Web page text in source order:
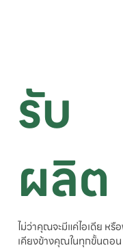
รับ
ผลิต
ไม่ว่าคุณจะมีแค่ไอเดีย ห
เคียงข้างคุณในทุกขั้นตอ